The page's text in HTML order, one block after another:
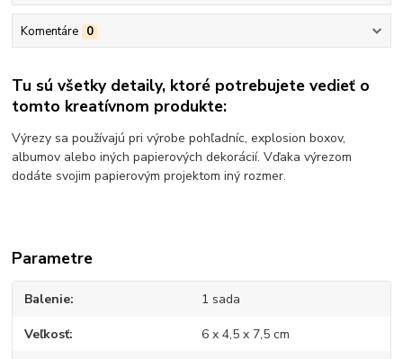
Komentáre 0
Tu sú všetky detaily, ktoré potrebujete vedieť o
tomto kreatívnom produkte:
Výrezy sa používajú pri výrobe pohľadníc, explosion boxov,
albumov alebo iných papierových dekorácií. Vďaka výrezom
dodáte svojim papierovým projektom iný rozmer.
Parametre
Balenie 1 sada
Veľkosť 6 x 4,5 x 7,5 cm